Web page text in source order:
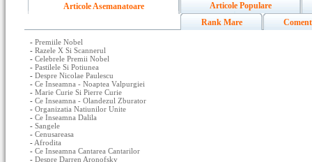
Articole Asemanatoare
Articole Populare
Rank Mare
- Premiile Nobel
- Razele X Si Scannerul
- Celebrele Premii Nobel
- Pastilele Si Potiunea
- Despre Nicolae Paulescu
- Ce Inseamna - Noaptea Valpurgiei
- Marie Curie Si Pierre Curie
- Ce Inseamna - Olandezul Zburator
- Organizatia Natiunilor Unite
- Ce Inseamna Dalila
- Sangele
- Cenusareasa
- Afrodita
- Ce Inseamna Cantarea Cantarilor
- Despre Darren Aronofsky